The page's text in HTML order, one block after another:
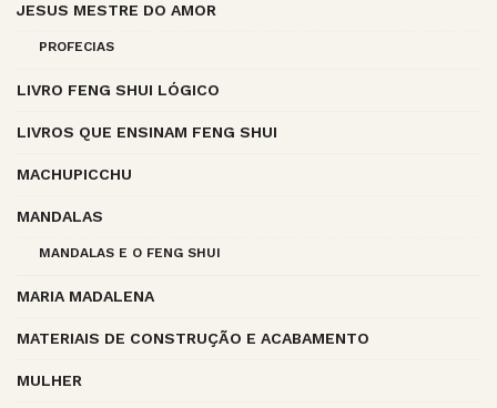
JESUS MESTRE DO AMOR
PROFECIAS
LIVRO FENG SHUI LÓGICO
LIVROS QUE ENSINAM FENG SHUI
MACHUPICCHU
MANDALAS
MANDALAS E O FENG SHUI
MARIA MADALENA
MATERIAIS DE CONSTRUÇÃO E ACABAMENTO
MULHER